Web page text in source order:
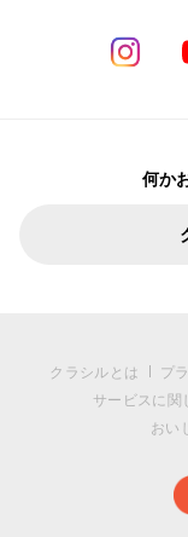
何か
クラシルとは プ
サービスに関
おい